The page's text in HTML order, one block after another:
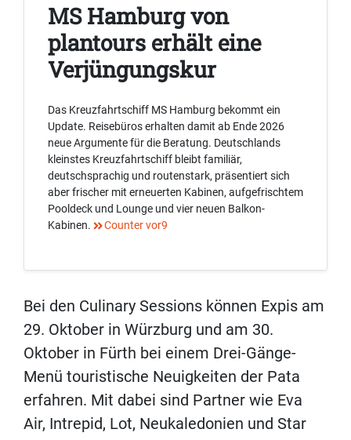
MS Hamburg von
plantours erhält eine
Verjüngungskur
Das Kreuzfahrtschiff MS Hamburg bekommt ein
Update. Reisebüros erhalten damit ab Ende 2026
neue Argumente für die Beratung. Deutschlands
kleinstes Kreuzfahrtschiff bleibt familiär,
deutschsprachig und routenstark, präsentiert sich
aber frischer mit erneuerten Kabinen, aufgefrischtem
Pooldeck und Lounge und vier neuen Balkon-
Kabinen.
Counter vor9
Bei den Culinary Sessions können Expis am
29. Oktober in Würzburg und am 30.
Oktober in Fürth bei einem Drei-Gänge-
Menü touristische Neuigkeiten der Pata
erfahren. Mit dabei sind Partner wie Eva
Air, Intrepid, Lot, Neukaledonien und Star